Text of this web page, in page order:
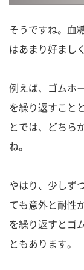
そうですね。血
はあまり好まし
例えば、ゴムホ
を繰り返すこと
とでは、どちら
ね。
やはり、少しず
ても意外と耐性
を繰り返すとゴ
ともあります。